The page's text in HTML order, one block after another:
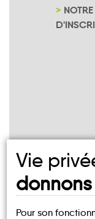
UN
À
Vie
Pour son